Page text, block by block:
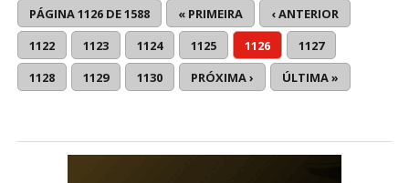
PÁGINA 1126 DE 1588 « PRIMEIRA
‹ ANTERIOR
1122
1123 1124 1125 1126
1127
1128
1129 1130 PRÓXIMA › ÚLTIMA »